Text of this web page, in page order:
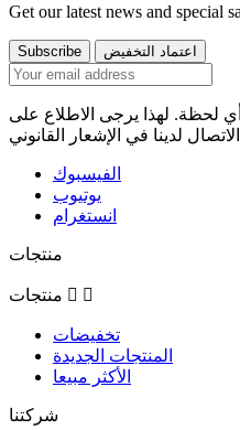
Get our latest news and special
لحظة. لهذا يرجى الاطلاع على
الفيسبوك
يوتيوب
انستغرام
منتجات
منتجات  
تخفيضات
المنتجات الجديدة
الأكثر مبيعا
شركتنا